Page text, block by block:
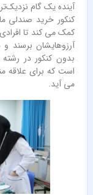
آینده یک گام
کنکور خرید صندلی
کمک می ‌کند تا
آرزوهایشان برسند و
بدون کنکور در
است که برای علاقه
می‌ آید.